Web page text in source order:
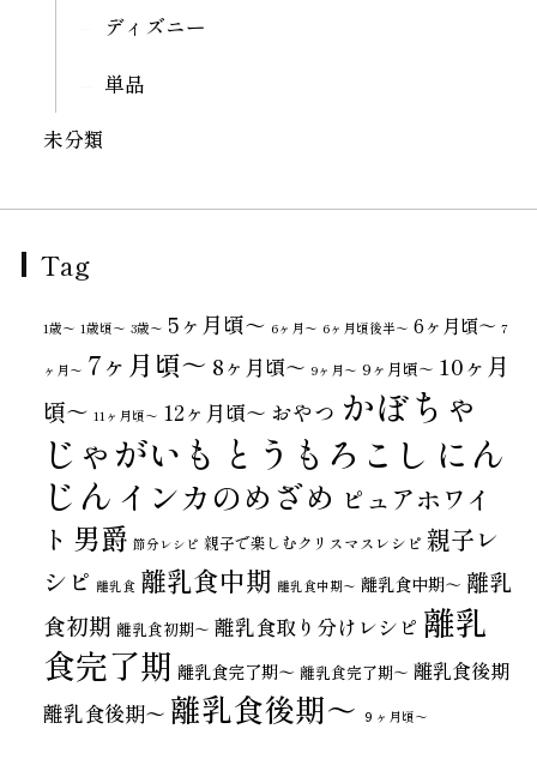
ディズニー
単品
未分類
Tag
1歳〜 1歳頃～ 3歳〜 5ヶ月頃～ 6ヶ月〜 6ヶ月頃後半～ 6ヶ月頃～ 7
ヶ月〜 7ヶ月頃～ 8ヶ月頃～ 9ヶ月〜 9ヶ月頃～ 10ヶ月
頃～ 11ヶ月頃～ 12ヶ月頃～ おやつ かぼちゃ
じゃがいも とうもろこし にん
じん インカのめざめ ピュアホワイ
ト 男爵 節分レシピ 親子で楽しむクリスマスレシピ 親子レ
シピ 離乳食 離乳食中期 離乳食中期〜 離乳食中期～ 離乳
食初期 離乳食初期～ 離乳食取り分けレシピ 離乳
食完了期 離乳食完了期〜 離乳食完了期～ 離乳食後期
離乳食後期〜 離乳食後期～ ９ヶ月頃～